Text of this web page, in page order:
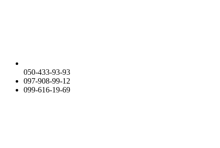
050-433-93-93
097-908-99-12
099-616-19-69